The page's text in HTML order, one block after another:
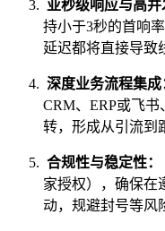
亚秒级响应与高并
持小于3秒的首响
延迟都将直接导致
深度业务流程集成
CRM、ERP或飞
转，形成从引流到
合规性与稳定性：
家授权），确保在
动，规避封号等风